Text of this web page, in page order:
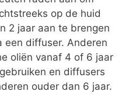
op de huid
2 jaar aan te brengen
een diffuser. Anderen
oliën vanaf 4 of 6 jaar
en diffusers
ouder dan 6 jaar.